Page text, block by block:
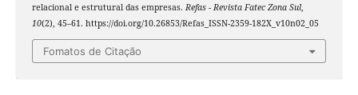
relacional e estrutural das empresas. Refas - Revista Fatec Zona Sul,
10(2), 45–61. https://doi.org/10.26853/Refas_ISSN-2359-182X_v10n02_05
Fomatos de Citação